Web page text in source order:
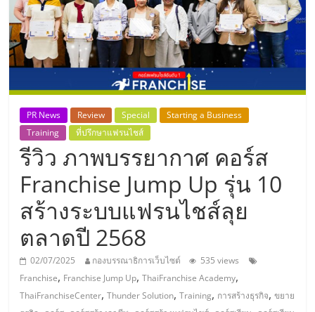
ประเทศไทย,
ThaiSMEsCenter,
รวม
ธุรกิจ
เอ
ส
เอ็
มอี
PR News Review Special
Starting a Business
Training
ที่ปรึกษาแฟรนไชส์
รีวิว ภาพบรรยากาศ คอร์ส
Franchise Jump Up รุ่น 10
สร้างระบบแฟรนไชส์ลุย
ตลาดปี 2568
02/07/2025 กองบรรณาธิการเว็บไซต์
535 views
Franchise, Franchise Jump Up,ThaiFranchise Academy,
ThaiFranchiseCenter,Thunder Solution,Training, การสร้างธุรกิจ,ขยาย